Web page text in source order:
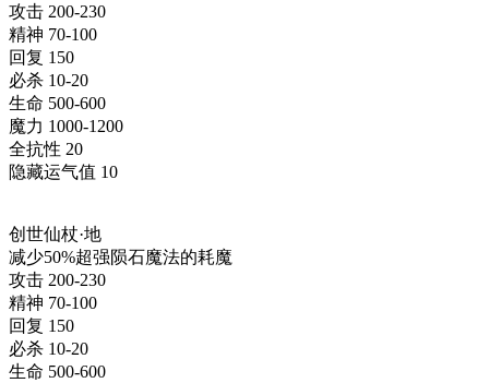
攻击 200-230
精神 70-100
回复 150
必杀 10-20
生命 500-600
魔力 1000-1200
全抗性 20
隐藏运气值 10
创世仙杖·地
减少50%超强陨石魔法的耗魔
攻击 200-230
精神 70-100
回复 150
必杀 10-20
生命 500-600